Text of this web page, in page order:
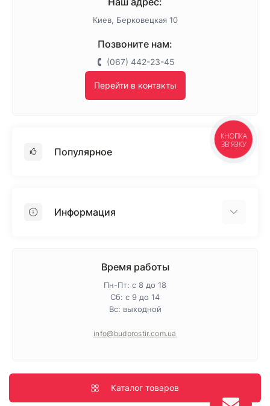
Киев, Берковецкая 10
Позвоните нам:
(067) 442-23-45
Перейти в контакты
Популярное
ПенопластИнформация
Политика конфиденциальности
Время работы
Пн-Пт: с 8 до 18
Сб: с 9 до 14
Вс: выходной
info@budprostir.com.ua
Каталог товаров
КНОПКА
ЗВ'ЯЗКУ